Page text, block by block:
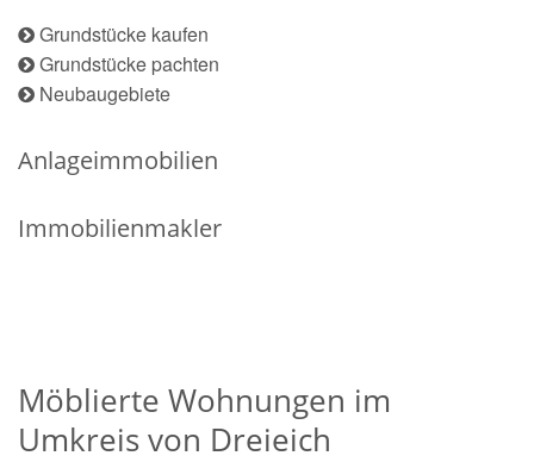
Grundstücke kaufen
Grundstücke pachten
Neubaugebiete
Anlageimmobilien
Immobilienmakler
Möblierte Wohnungen im
Umkreis von Dreieich